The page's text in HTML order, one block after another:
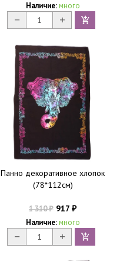
Наличие: много
Панно декоративное хлопок
(78*112см)
1 310₽ 917 ₽
Наличие: много